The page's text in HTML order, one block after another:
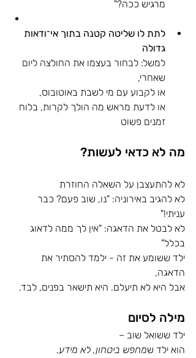
מרגיש ככה?"
לתת לו שליטה קטנה בתוך אי־ודאות
גדולה
למשל: לבחור בעצמו את החולצה ליום
שאחרי,
או לקבוע עם מי לשבת באוטובוס,
או לדעת מראש מה הולך לקרות, בלוח
זמנים פשוט
מה לא כדאי לעשות?
לא להתעצבן על השאלה החוזרת
לא להגיב באירוניה: "נו, שוב פעם? כבר
עניתי!"
לא לבטל את הדאגה: "אין לך ממה לדאוג
בכלל"
ילד ששומע את זה - ילמד להסתיר את
הדאגה,
אבל היא לא תיעלם. היא תישאר בפנים, לבד.
מילה לסיום
ילד ששואל שוב –
הוא ילד שמחפש ביטחון, לא מידע.